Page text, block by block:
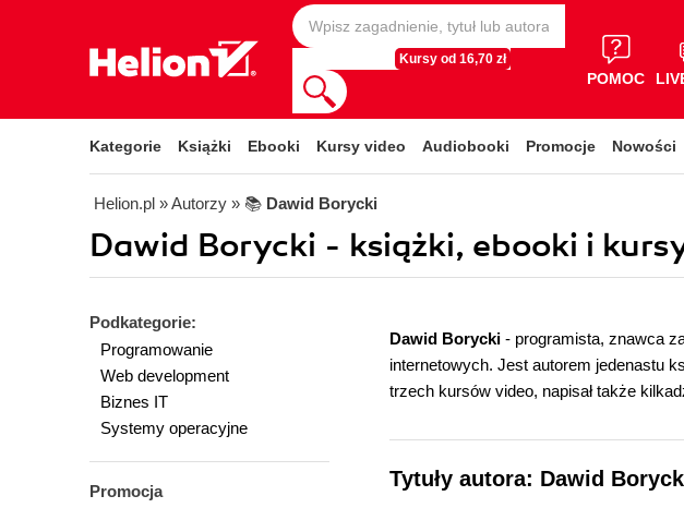
Kursy od 16,70 zł
POMOC
Kategorie Książki Ebooki Kursy video Audiobooki Promocje Nowości
Helion.pl » Autorzy » 📚 Dawid Borycki
Dawid Borycki - książki, ebooki i
Podkategorie:
Programowanie
Web development
Biznes IT
Systemy operacyjne
Promocja
Dawid Borycki - programista, znawca
internetowych. Jest autorem jedenastu
trzech kursów video, napisał także
Tytuły autora: Dawid